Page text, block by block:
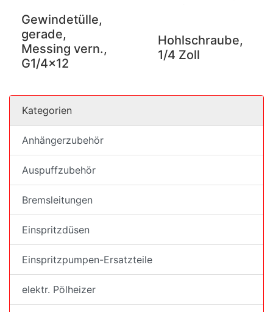
Gewindetülle,
gerade,
Messing vern.,
G1/4x12
Hohlschraube,
1/4 Zoll
Kategorien
Anhängerzubehör
Auspuffzubehör
Bremsleitungen
Einspritzdüsen
Einspritzpumpen-Ersatzteile
elektr. Pölheizer